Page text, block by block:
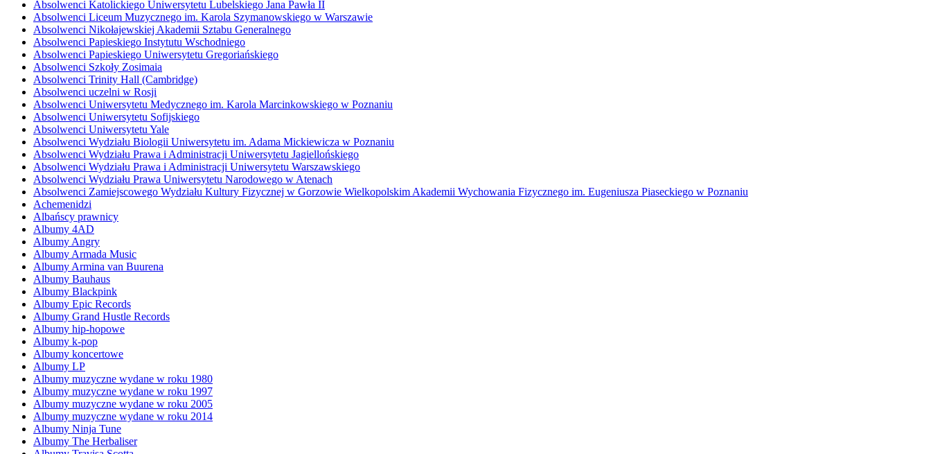
Absolwenci Katolickiego Uniwersytetu Lubelskiego Jana Pawła II
Absolwenci Liceum Muzycznego im. Karola Szymanowskiego w Warszawie
Absolwenci Nikołajewskiej Akademii Sztabu Generalnego
Absolwenci Papieskiego Instytutu Wschodniego
Absolwenci Papieskiego Uniwersytetu Gregoriańskiego
Absolwenci Szkoły Zosimaia
Absolwenci Trinity Hall (Cambridge)
Absolwenci uczelni w Rosji
Absolwenci Uniwersytetu Medycznego im. Karola Marcinkowskiego w Poznaniu
Absolwenci Uniwersytetu Sofijskiego
Absolwenci Uniwersytetu Yale
Absolwenci Wydziału Biologii Uniwersytetu im. Adama Mickiewicza w Poznaniu
Absolwenci Wydziału Prawa i Administracji Uniwersytetu Jagiellońskiego
Absolwenci Wydziału Prawa i Administracji Uniwersytetu Warszawskiego
Absolwenci Wydziału Prawa Uniwersytetu Narodowego w Atenach
Absolwenci Zamiejscowego Wydziału Kultury Fizycznej w Gorzowie Wielkopolskim Akademii Wychowania Fizycznego im. Eugeniusza Piaseckiego w Poznaniu
Achemenidzi
Albańscy prawnicy
Albumy 4AD
Albumy Angry
Albumy Armada Music
Albumy Armina van Buurena
Albumy Bauhaus
Albumy Blackpink
Albumy Epic Records
Albumy Grand Hustle Records
Albumy hip-hopowe
Albumy k-pop
Albumy koncertowe
Albumy LP
Albumy muzyczne wydane w roku 1980
Albumy muzyczne wydane w roku 1997
Albumy muzyczne wydane w roku 2005
Albumy muzyczne wydane w roku 2014
Albumy Ninja Tune
Albumy The Herbaliser